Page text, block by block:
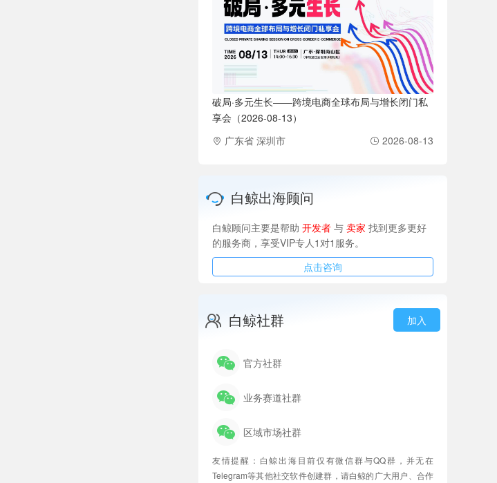
破局·多元生长——跨境电商全球布局与增长闭门私
享会（2026-08-13）
广东省 深圳市
2026-08-13
白鲸出海顾问
白鲸顾问主要是帮助 开发者 与 卖家 找到更多更好
的服务商，享受VIP专人1对1服务。
点击咨询
白鲸社群 加入
官方社群
业务赛道社群
区域市场社群
友情提醒：白鲸出海目前仅有微信群与QQ群，并无在
Telegram等其他社交软件创建群，请白鲸的广大用户、合作